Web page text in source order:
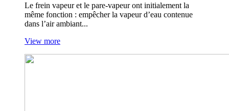
Le frein vapeur et le pare-vapeur ont initialement la
même fonction : empêcher la vapeur d’eau contenue
dans l’air ambiant...
View more